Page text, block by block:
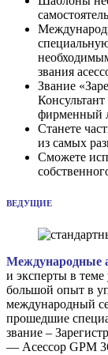
звания
Звание
фирменный
Станете
из самых
Сможете
ВЕДУЩИЕ
Международные
и эксперты в
большой опыт в
международный
прошедшие
звание –
— Асессор GPM